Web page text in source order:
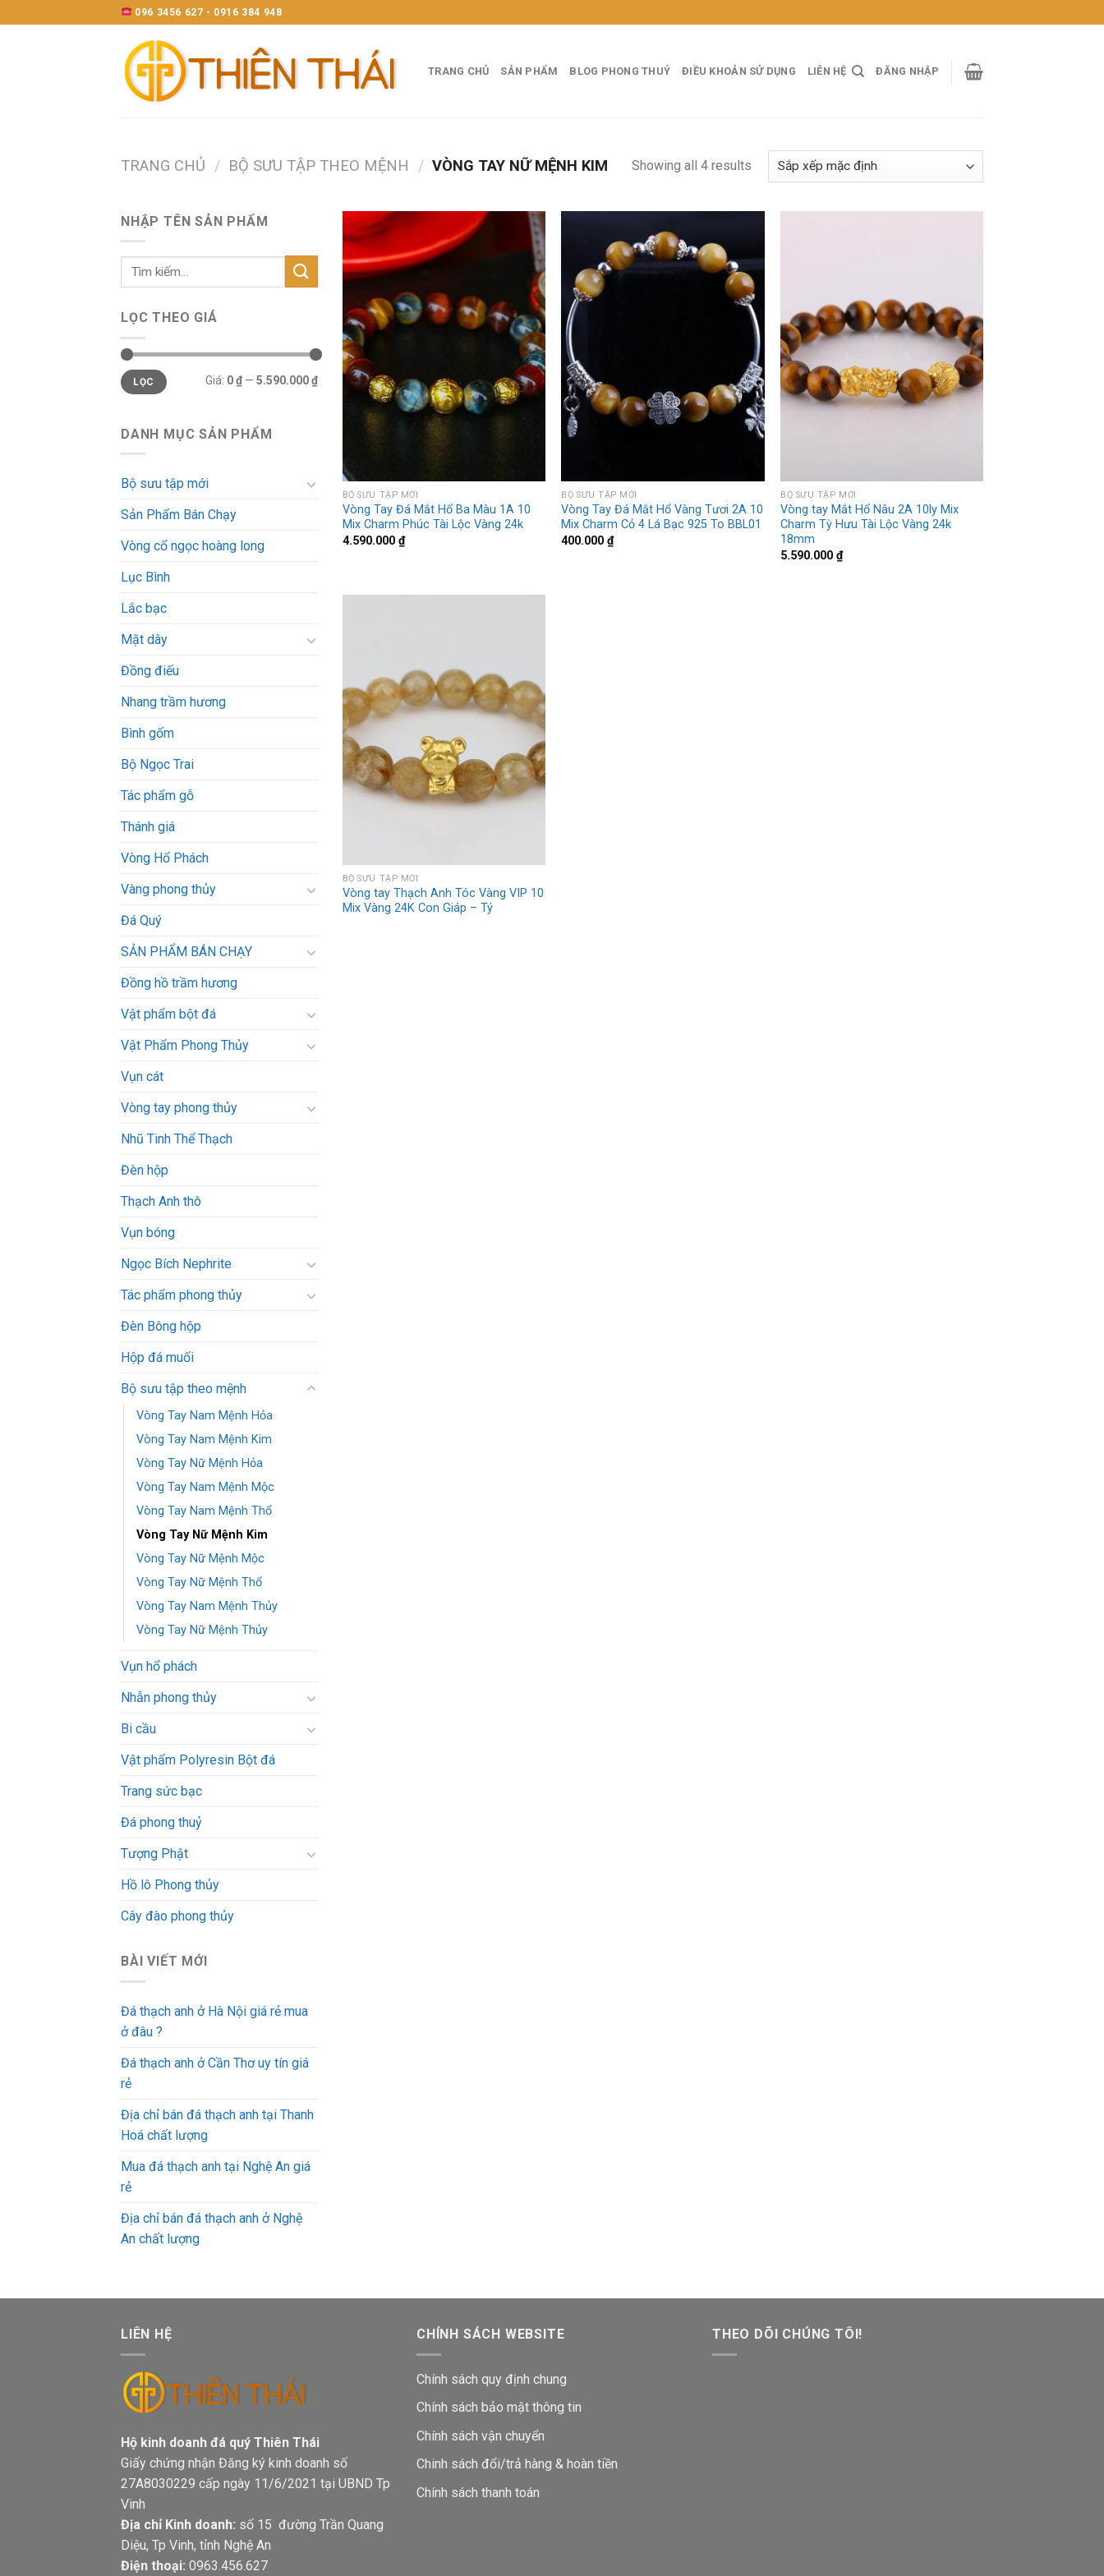
to
096 3456 627 - 0916 384 948
TRANG CHỦ SẢN PHẨM BLOG PHONG THUỶ ĐIỀU KHOẢN SỬ DỤNG LIÊN HỆ ĐĂNG NHẬP
TRANG CHỦ / BỘ SƯU TẬP THEO MỆNH / VÒNG TAY NỮ MỆNH KIM Showing all 4 results
NHẬP TÊN SẢN PHẨM
LỌC THEO GIÁ
Giá
tối
thiểu
Giá
tối
đa
LỌC Giá: 0 ₫ — 5.590.000 ₫
DANH MỤC SẢN PHẨM
Bộ sưu tập mới
Sản Phẩm Bán Chạy
Vòng cổ ngọc hoàng long
Lục Bình
Lắc bạc
Mặt dây
Đồng điếu
Nhang trầm hương
Bình gốm
Bộ Ngọc Trai
Tác phẩm gỗ
Thánh giá
Vòng Hổ Phách
Vàng phong thủy
Đá Quý
SẢN PHẨM BÁN CHẠY
Đồng hồ trầm hương
Vật phẩm bột đá
Vật Phẩm Phong Thủy
Vụn cát
Vòng tay phong thủy
Nhũ Tinh Thể Thạch
Đèn hộp
Thạch Anh thô
Vụn bóng
Ngọc Bích Nephrite
Tác phẩm phong thủy
Đèn Bông hộp
Hộp đá muối
Bộ sưu tập theo mệnh
Vòng Tay Nam Mệnh Hỏa
Vòng Tay Nam Mệnh Kim
Vòng Tay Nữ Mệnh Hỏa
Vòng Tay Nam Mệnh Mộc
Vòng Tay Nam Mệnh Thổ
Vòng Tay Nữ Mệnh Kim
Vòng Tay Nữ Mệnh Mộc
Vòng Tay Nữ Mệnh Thổ
Vòng Tay Nam Mệnh Thủy
Vòng Tay Nữ Mệnh Thủy
Vụn hổ phách
Nhẫn phong thủy
Bi cầu
Vật phẩm Polyresin Bột đá
Trang sức bạc
Đá phong thuỷ
Tượng Phật
Hồ lô Phong thủy
Cây đào phong thủy
BÀI VIẾT MỚI
Đá thạch anh ở Hà Nội giá rẻ mua
ở đâu ?
Đá thạch anh ở Cần Thơ uy tín giá
rẻ
Địa chỉ bán đá thạch anh tại Thanh
Hoá chất lượng
Mua đá thạch anh tại Nghệ An giá
rẻ
Địa chỉ bán đá thạch anh ở Nghệ
An chất lượng
BỘ SƯU TẬP MỚI
Vòng Tay Đá Mắt Hổ Ba Màu 1A 10
Mix Charm Phúc Tài Lộc Vàng 24k
4.590.000 ₫
BỘ SƯU TẬP MỚI
Vòng Tay Đá Mắt Hổ Vàng Tươi 2A 10
Mix Charm Cỏ 4 Lá Bạc 925 To BBL01
400.000₫
BỘ SƯU TẬP MỚI
Vòng tay Mắt Hổ Nâu 2A 10ly Mix
Charm Tỳ Hưu Tài Lộc Vàng 24k
18mm
5.590.000₫
BỘ SƯU TẬP MỚI
Vòng tay Thạch Anh Tóc Vàng VIP 10
Mix Vàng 24K Con Giáp – Tý
LIÊN HỆ
Hộ kinh doanh đá quý Thiên Thái
Giấy chứng nhận Đăng ký kinh doanh số
27A8030229 cấp ngày 11/6/2021 tại UBND Tp
Vinh
Địa chỉ Kinh doanh: số 15 đường Trần Quang
Diệu, Tp Vinh, tỉnh Nghệ An
Điện thoại: 0963.456.627
CHÍNH SÁCH WEBSITE
Chính sách quy định chung
Chính sách bảo mật thông tin
Chính sách vận chuyển
Chinh sách đổi/trả hàng & hoàn tiền
Chính sách thanh toán
THEO DÕI CHÚNG TÔI!